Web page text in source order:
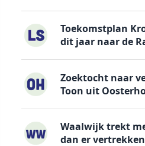
Toekomstplan
dit jaar naar de
Zoektocht naar
Toon uit
Waalwijk trekt
dan er vertrekken